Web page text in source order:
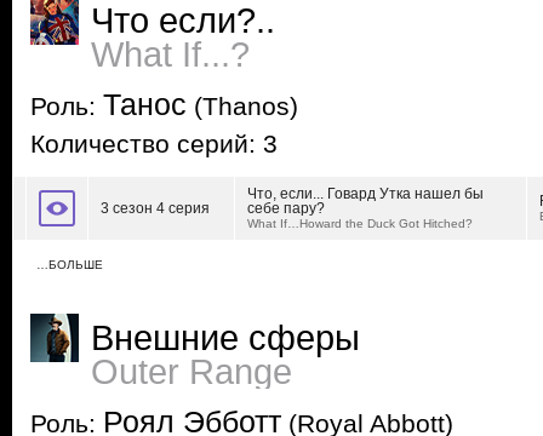
Что если?..
What If...?
Роль: Танос (Thanos)
Количество серий: 3
3 сезон 4 серия
Что, если... Говард Утка нашел бы
себе пару?
What If…Howard the Duck Got Hitched?
…БОЛЬШЕ
Внешние сферы
Outer Range
Роль: Роял Эбботт (Royal Abbott)